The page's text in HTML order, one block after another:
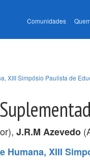
Comunidades
XIII Simpósio Paulista de
J.R.M Azevedo
XIII